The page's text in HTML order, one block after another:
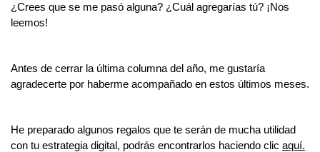
¿Crees que se me pasó alguna? ¿Cuál agregarías tú? ¡Nos
leemos!
Antes de cerrar la última columna del año, me gustaría
agradecerte por haberme acompañado en estos últimos meses.
He preparado algunos regalos que te serán de mucha utilidad
con tu estrategia digital, podrás encontrarlos haciendo clic aquí.